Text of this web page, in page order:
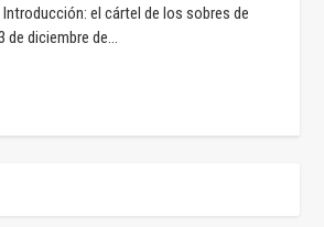
Introducción: el cártel de los sobres de
de diciembre de...